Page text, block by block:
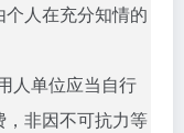
人在充分知情的
人单位应当自行
非因不可抗力等